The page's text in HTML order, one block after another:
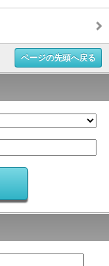
ページの先頭へ戻る